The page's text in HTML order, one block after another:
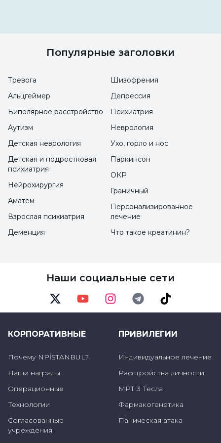
медицинского озона Обучение и курс
Сертификация по применению
Сертификация по применению купинга-
хакамата Обучение и курс
Популярные заголовки
Тревога
Альцгеймер
Биполярное расстройство
Аутизм
Детская неврология
Шизофрения
Депрессия
Психиатрия
Неврология
Ухо, горло и нос
Детская и подростковая
психиатрия
Нейрохирургия
Аматем
Взрослая психиатрия
Деменция
Паркинсон
ОКР
Граничный
Персонализированное
лечение
Что такое креатинин?
Наши социальные сети
КОРПОРАТИВНЫЕ
Почему NPİSTANBUL?
Наши награды
Операционные
Технологии
Согласованные
учреждения
ПРИВИЛЕГИИ
Индивидуальное лечение
Расстройства личности
МРТ 3 Тесла
Фармакогенетика
Паническая атака